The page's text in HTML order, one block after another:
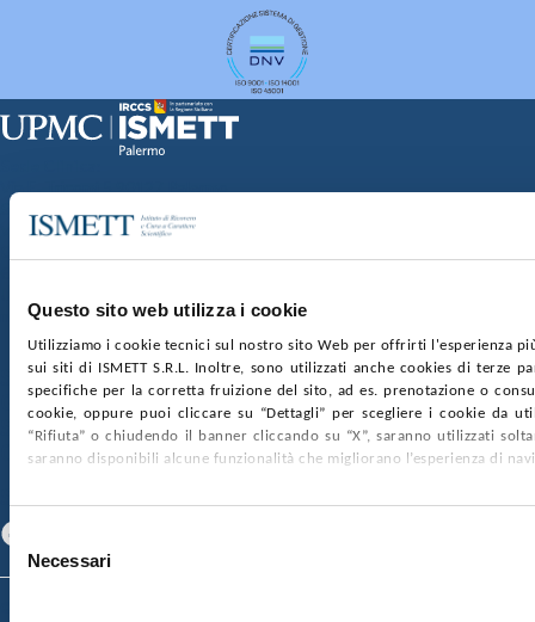
Questo sito web utilizza i cookie
Utilizziamo i cookie tecnici sul nostro sito Web per offrirti l'esperienza
sui siti di ISMETT S.R.L. Inoltre, sono utilizzati anche cookies di terze
specifiche per la corretta fruizione del sito, ad es. prenotazione o
cookie, oppure puoi cliccare su “Dettagli” per scegliere i cookie da
“Rifiuta” o chiudendo il banner cliccando su “X”, saranno utilizzati
saranno disponibili alcune funzionalità che migliorano l’esperienza di
Selezione
delNecessari
Via Discesa dei Giudici 4 90133 Palermo
nr. REA PA-201818 P.I. 04544550827
SOCIETÀ TRASPARENTE WHISTLEBLOWING
GARE E CONTRATTIPRIVACYCOOKIE POLICY
SOSTIENICIMAPPA DEL SITOACCESSIBILITÀ
CONTATTI